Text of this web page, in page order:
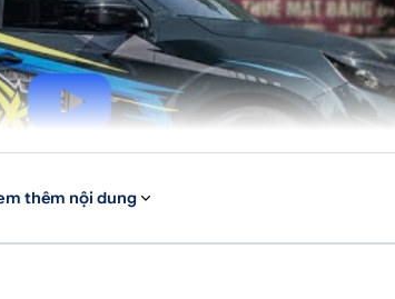
thêm nội dung